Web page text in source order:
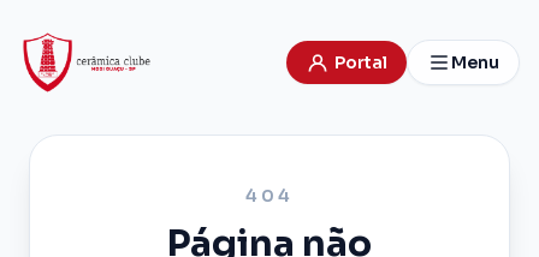
Portal Menu
404
Página não